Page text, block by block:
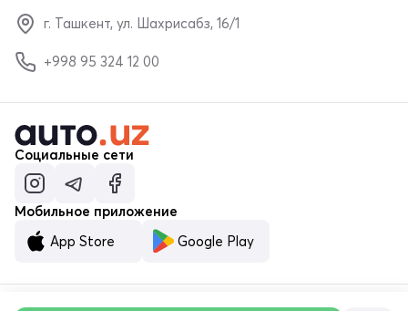
г. Ташкент, ул. Шахрисабз, 16/1
+998 95 324 12 00
Социальные сети
Мобильное приложение
App Store
Google Play